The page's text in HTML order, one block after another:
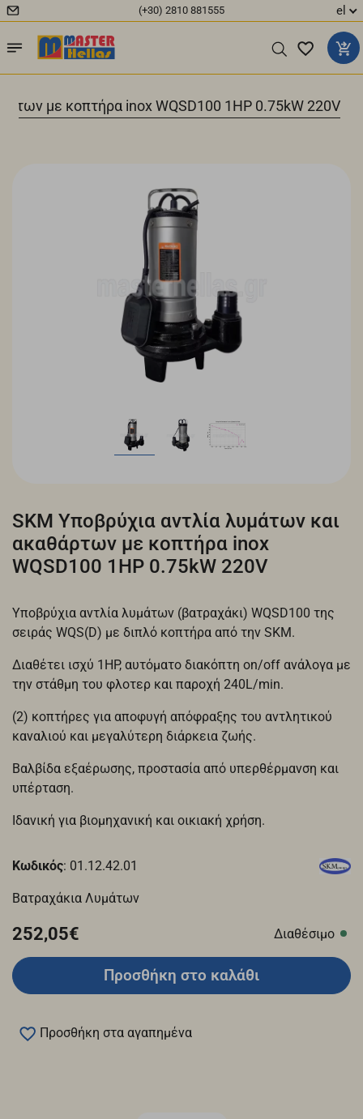
(+30) 2810 881555 el
με κοπτήρα inox WQSD100 1HP 0.75kW 220V
SKM Υποβρύχια αντλία λυμάτων και
ακαθάρτων με κοπτήρα inox
WQSD100 1HP 0.75kW 220V
Υποβρύχια αντλία λυμάτων (βατραχάκι) WQSD100 της
σειράς WQS(D) με διπλό κοπτήρα από την SKM.
Διαθέτει ισχύ 1HP, αυτόματο διακόπτη on/off ανάλογα με
την στάθμη του φλοτερ και παροχή 240L/min.
(2) κοπτήρες για αποφυγή απόφραξης του αντλητικού
καναλιού και μεγαλύτερη διάρκεια ζωής.
Βαλβίδα εξαέρωσης, προστασία από υπερθέρμανση και
υπέρταση.
Ιδανική για βιομηχανική και οικιακή χρήση.
Κωδικός: 01.12.42.01
Βατραχάκια Λυμάτων
252,05€ Διαθέσιμο
Προσθήκη στο καλάθι
Προσθήκη στα αγαπημένα